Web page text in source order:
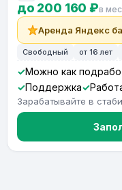
до 200 160 ₽в
Аренда Яндекс
Свободный от 16 лет
Можно как
Поддержка
Зарабатывайте в